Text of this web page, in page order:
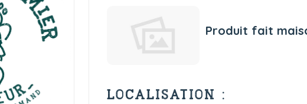
Produit fait
LOCALISATION :